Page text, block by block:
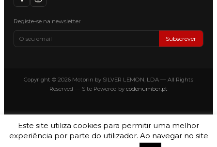
Registe-se na newsletter
Subscrever
Copyright © 2026 Motorin by SILVER LEMON, LDA — All Rights
Reserved — Site Powered by codenumber.pt
Este site utiliza cookies para permitir uma melhor
experiência por parte do utilizador. Ao navegar no site